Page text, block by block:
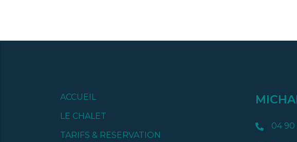
ACCUEIL
LE CHALET
TARIFS & RESERVATION
04 90